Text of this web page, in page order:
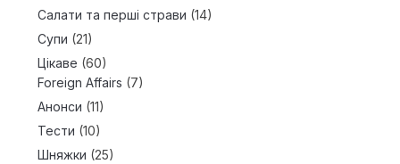
Салати та перші страви (14)
Супи (21)
Цікаве (60)
Foreign Affairs (7)
Анонси (11)
Тести (10)
Шняжки (25)